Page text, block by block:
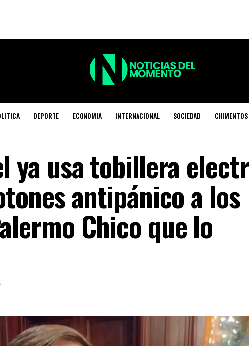
DEPORTE ECONOMIA INTERNACIONAL SOCIEDAD CHIMENTOS
ya usa tobillera
antipánico a los
Chico que lo